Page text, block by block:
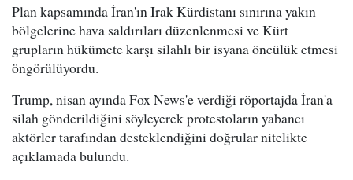
Plan kapsamında İran'ın Irak Kürdistanı sınırına yakın
bölgelerine hava saldırıları düzenlenmesi ve Kürt
grupların hükümete karşı silahlı bir isyana öncülük etmesi
öngörülüyordu.
Trump, nisan ayında Fox News'e verdiği röportajda İran'a
silah gönderildiğini söyleyerek protestoların yabancı
aktörler tarafından desteklendiğini doğrular nitelikte
açıklamada bulundu.